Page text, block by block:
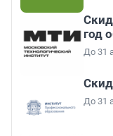
год
До 31
До 31